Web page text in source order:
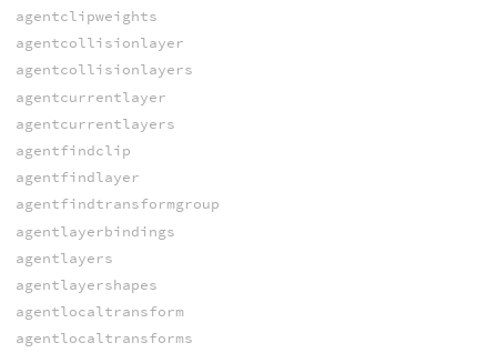
agentclipweights
agentcollisionlayer
agentcollisionlayers
agentcurrentlayer
agentcurrentlayers
agentfindclip
agentfindlayer
agentfindtransformgroup
agentlayerbindings
agentlayers
agentlayershapes
agentlocaltransform
agentlocaltransforms